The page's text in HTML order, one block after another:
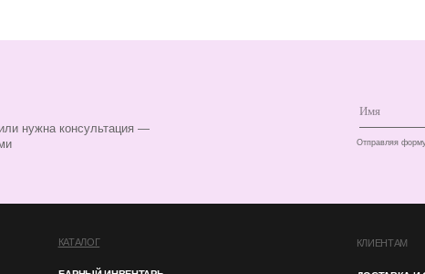
КЛИЕНТАМ
КАТАЛОГ
СЕРТИФИКАТЫ